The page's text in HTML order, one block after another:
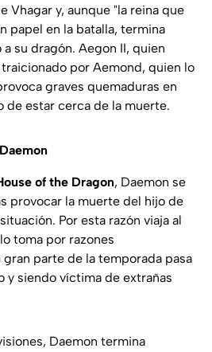
Vhagar y, aunque "la reina que
papel en la batalla, termina
su dragón. Aegon II, quien
por Aemond, quien lo
graves quemaduras en
de estar cerca de la muerte.
of the Dragon, Daemon se
provocar la muerte del hijo de
Por esta razón viaja al
toma por razones
parte de la temporada pasa
y siendo víctima de extrañas
Daemon termina